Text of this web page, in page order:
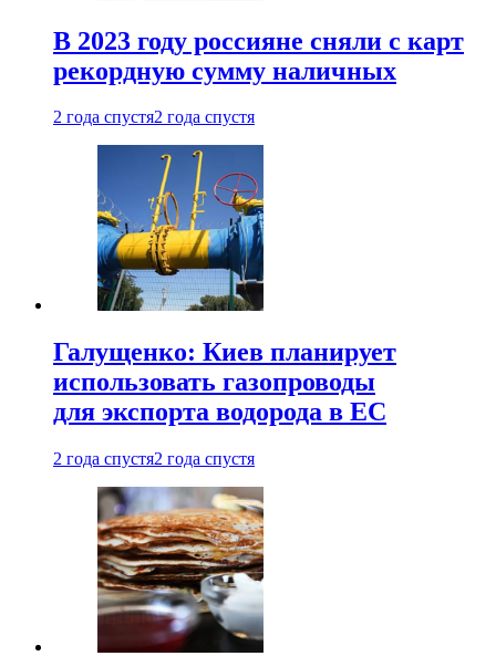
В 2023 году россияне сняли с карт
рекордную сумму наличных
2 года спустя2 года спустя
Галущенко: Киев планирует
использовать газопроводы
для экспорта водорода в ЕС
2 года спустя2 года спустя